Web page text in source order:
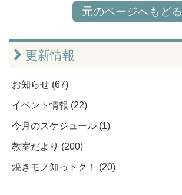
元のページへもどる
更新情報
お知らせ (67)
イベント情報 (22)
今月のスケジュール (1)
教室だより (200)
焼きモノ知っトク！ (20)